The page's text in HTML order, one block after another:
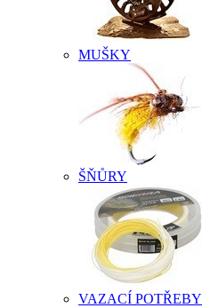
MUŠKY
ŠŇŮRY
VAZACÍ POTŘEBY